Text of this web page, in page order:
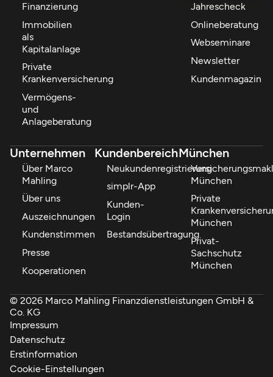
Finanzierung
Immobilien
als
Kapitalanlage
Private
Krankenversicherung
Vermögens-
und
Anlageberatung
Jahrescheck
Onlineberatung
Webseminare
Newsletter
Kundenmagazin
Unternehmen
Über Marco
Mahling
Über uns
Auszeichnungen
Kundenstimmen
Presse
Kooperationen
Kundenbereich
Neukundenregistrierung
simplr-App
Kunden-
Login
Bestandsübertragung
München
München
Private
München
Privat-
Sachschutz
München
© 2026 Marco Mahling Finanzdienstleistungen GmbH &
Co. KG
Impressum
Datenschutz
Erstinformation
Cookie-Einstellungen